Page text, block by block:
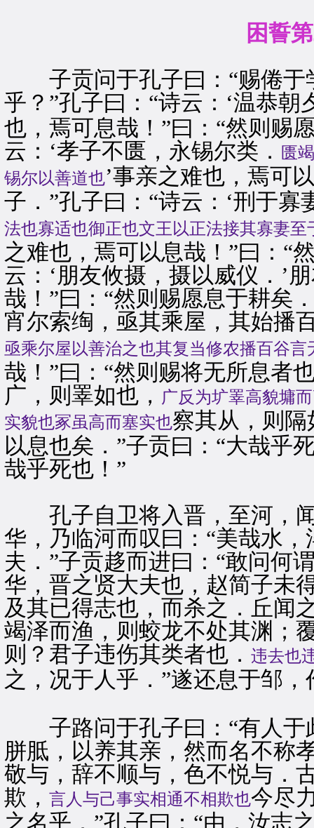
困誓
子贡问于孔子曰：“赐倦于
乎？”孔子曰：“诗云：‘温恭朝
也，焉可息哉！”曰：“然则赐
云：‘孝子不匮，永锡尔类．
匮
锡尔以善道也’事亲之难也，焉可
子．”孔子曰：“诗云：‘刑于
法也寡适也御正也文王以正法接其寡妻
之难也，焉可以息哉！”曰：“
云：‘朋友攸摄，摄以威仪．’
哉！”曰：“然则赐愿息于耕矣
宵尔索绹，亟其乘屋，其始播
亟乘尔屋以善治之也其复当修农播百谷言
哉！”曰：“然则赐将无所息者
广，则睪如也，
广反为圹睪高貌墉
实貌也冢虽高而塞实也察其从，则隔
以息也矣．”子贡曰：“大哉乎
哉乎死也！”
孔子自卫将入晋，至河，闻
华，乃临河而叹曰：“美哉水
夫．”子贡趍而进曰：“敢问何
华，晋之贤大夫也，赵简子未
及其已得志也，而杀之．丘闻
竭泽而渔，则蛟龙不处其渊；
则？君子违伤其类者也． 违去也
之，况于人乎．”遂还息于邹
子路问于孔子曰：“有人于
胼胝，以养其亲，然而名不称
敬与，辞不顺与，色不悦与．
欺， 言人与己事实相通不相欺也今尽
之名乎．”孔子曰：“由，汝志